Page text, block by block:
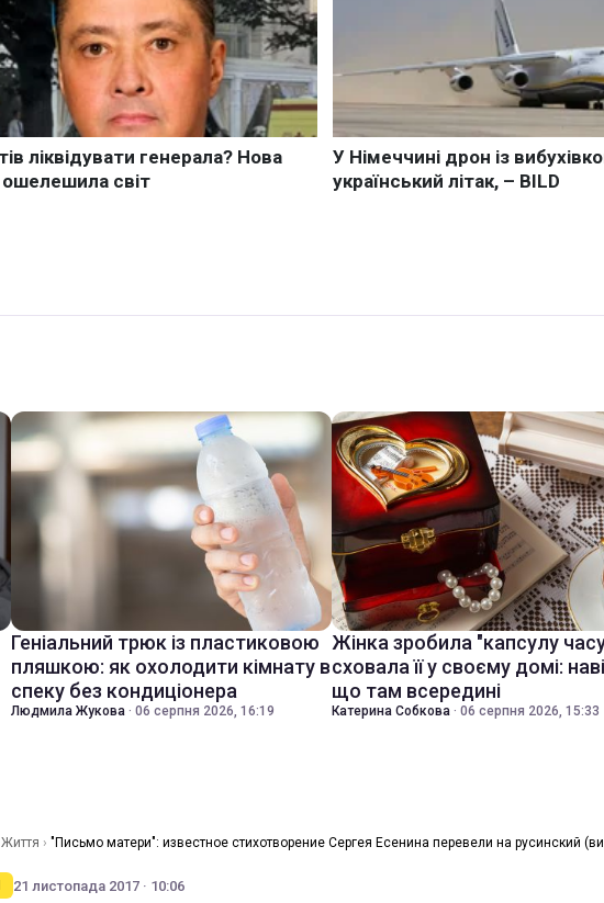
Геніальний трюк із пластиковою
пляшкою: як охолодити кімнату в
спеку без кондиціонера
Людмила Жукова · 06 серпня 2026, 16:19
Жінка зробила "капсулу
сховала її у своєму домі:
що там всередині
Катерина Собкова · 06 серпня 2026, 15:33
Життя › "Письмо матери": известное стихотворение Сергея Есенина перевели на русинский
21 листопада 2017 · 10:06